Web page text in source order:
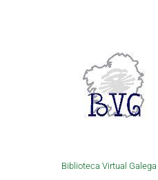
Biblioteca Virtual Galega